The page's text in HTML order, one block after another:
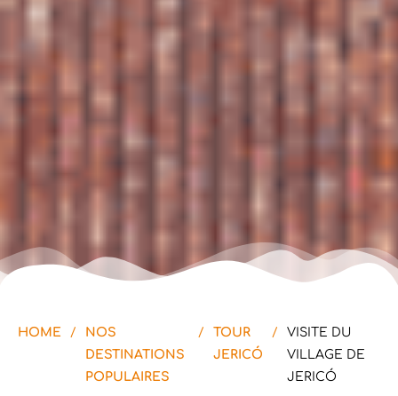
HOME /
NOS
DESTINATIONS
POPULAIRES​
/
TOUR
JERICÓ
/
VISITE DU
VILLAGE DE
JERICÓ